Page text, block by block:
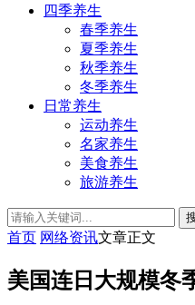
四季养生
春季养生
夏季养生
秋季养生
冬季养生
日常养生
运动养生
名家养生
美食养生
旅游养生
首页 网络资讯文章正文
美国连日大规模冬